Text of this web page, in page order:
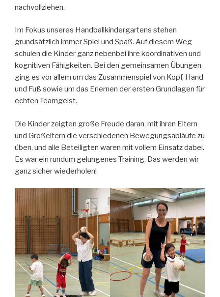
nachvollziehen.
Im Fokus unseres Handballkindergartens stehen
grundsätzlich immer Spiel und Spaß. Auf diesem Weg
schulen die Kinder ganz nebenbei ihre koordinativen und
kognitiven Fähigkeiten. Bei den gemeinsamen Übungen
ging es vor allem um das Zusammenspiel von Kopf, Hand
und Fuß sowie um das Erlernen der ersten Grundlagen für
echten Teamgeist.
Die Kinder zeigten große Freude daran, mit ihren Eltern
und Großeltern die verschiedenen Bewegungsabläufe zu
üben, und alle Beteiligten waren mit vollem Einsatz dabei.
Es war ein rundum gelungenes Training. Das werden wir
ganz sicher wiederholen!